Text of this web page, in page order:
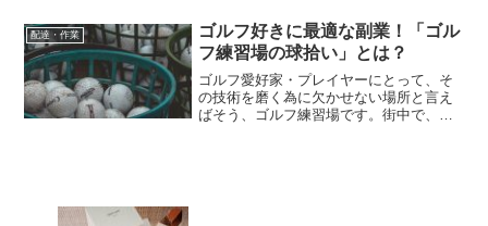
す。その仕事とはズバリ、「出張洗車ス
タッフ」です。近年、ニーズ...
配達・作業
ゴルフ好きに最適な副業！「ゴル
フ練習場の球拾い」とは？
ゴルフ愛好家・プレイヤーにとって、そ
の技術を磨く為に欠かせない場所と言え
ばそう、ゴルフ練習場です。街中で、フ